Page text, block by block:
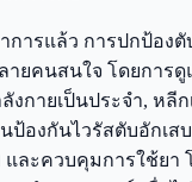
การแล้ว การปกป้อง
ายคนสนใจ โดยการ
งกายเป็นประจำ, หลีก
ป้องกันไวรัสตับอักเส
ละควบคุมการใช้ยา